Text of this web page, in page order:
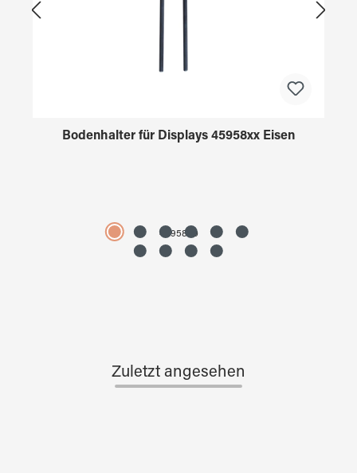
Bodenhalter für Displays 45958xx Eisen
4595890
Zuletzt angesehen